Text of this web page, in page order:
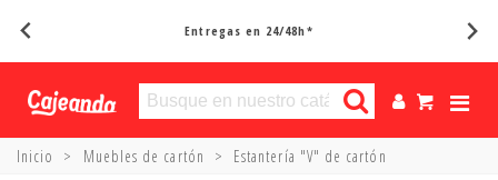
Entregas en 24/48h*
Inicio > Muebles de cartón > Estantería "V" de cartón